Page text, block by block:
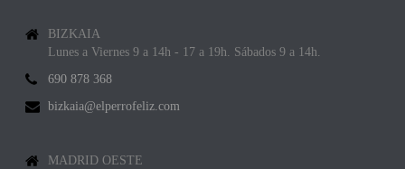
BIZKAIA
Lunes a Viernes 9 a 14h - 17 a 19h. Sábados 9 a 14h.
690 878 368
bizkaia@elperrofeliz.com
MADRID OESTE